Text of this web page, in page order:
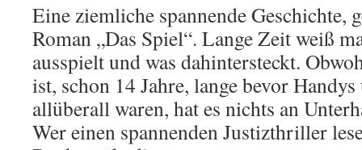
Eine ziemliche spannende Geschichte,
Roman „Das Spiel“. Lange Zeit weiß
ausspielt und was dahintersteckt.
ist, schon 14 Jahre, lange bevor
allüberall waren, hat es nichts an
Wer einen spannenden Justizthriller